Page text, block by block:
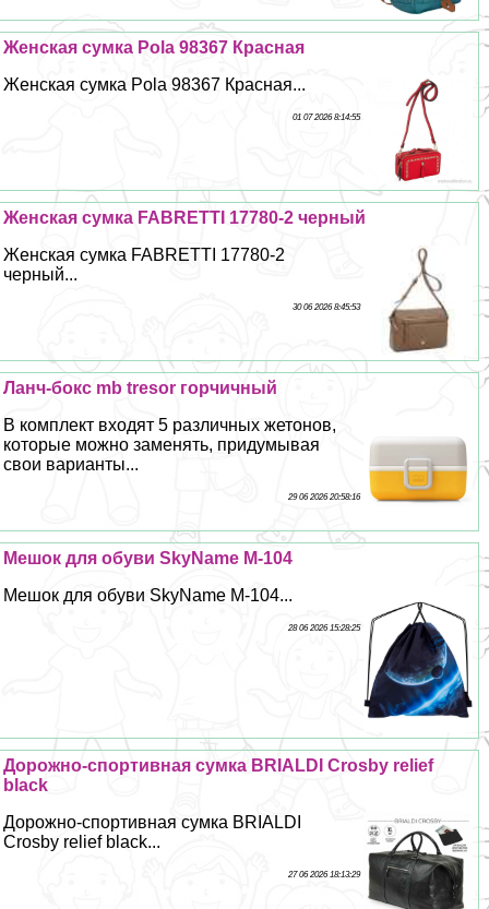
Женская сумка Pola 98367 Красная
Женская сумка Pola 98367 Красная...
01 07 2026 8:14:55
Женская сумка FABRETTI 17780-2 черный
Женская сумка FABRETTI 17780-2
черный...
30 06 2026 8:45:53
Ланч-бокс mb tresor горчичный
В комплект входят 5 различных жетонов,
которые можно заменять, придумывая
свои варианты...
29 06 2026 20:58:16
Мешок для обуви SkyName M-104
Мешок для обуви SkyName M-104...
28 06 2026 15:28:25
Дорожно-спортивная сумка BRIALDI Crosby relief
black
Дорожно-спортивная сумка BRIALDI
Crosby relief black...
27 06 2026 18:13:29